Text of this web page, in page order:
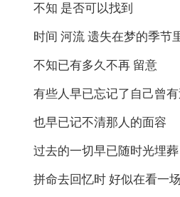
不知 是否可以找到
时间 河流 遗失在梦的季节
不知已有多久不再 留意
有些人早已忘记了自己曾有
也早已记不清那人的面容
过去的一切早已随时光埋葬
拼命去回忆时 好似在看一